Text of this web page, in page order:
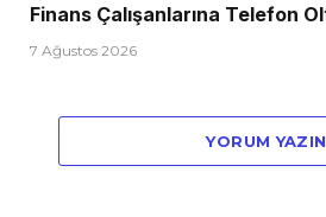
Finans Çalışanlarına Telefon
7 Ağustos 2026
YORUM YAZIN